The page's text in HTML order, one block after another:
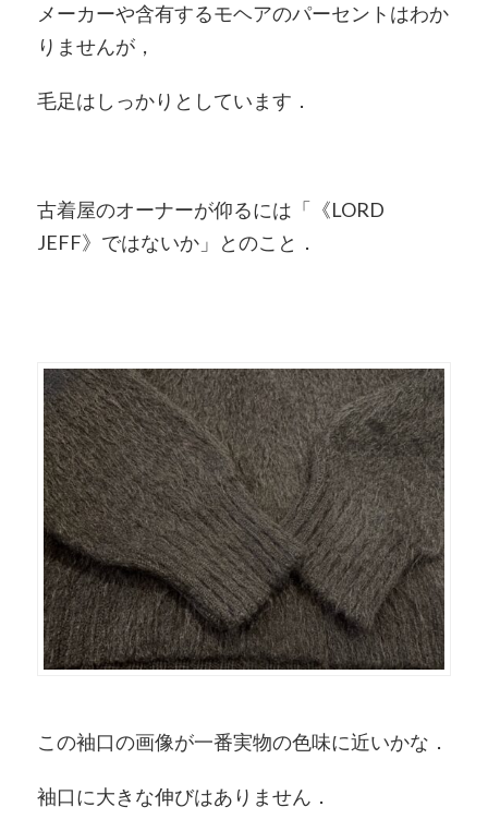
メーカーや含有するモヘアのパーセントはわか
りませんが，
毛足はしっかりとしています．
古着屋のオーナーが仰るには「《LORD
JEFF》ではないか」とのこと．
この袖口の画像が一番実物の色味に近いかな．
袖口に大きな伸びはありません．